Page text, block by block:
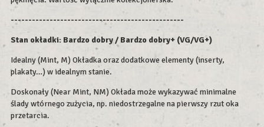
-------------------------------------------------
Stan okładki: Bardzo dobry / Bardzo dobry+ (VG/VG+)
Idealny (Mint, M) Okładka oraz dodatkowe elementy (inserty,
plakaty…) w idealnym stanie.
Doskonały (Near Mint, NM) Okłada może wykazywać minimalne
ślady wtórnego zużycia, np. niedostrzegalne na pierwszy rzut oka
przetarcia.